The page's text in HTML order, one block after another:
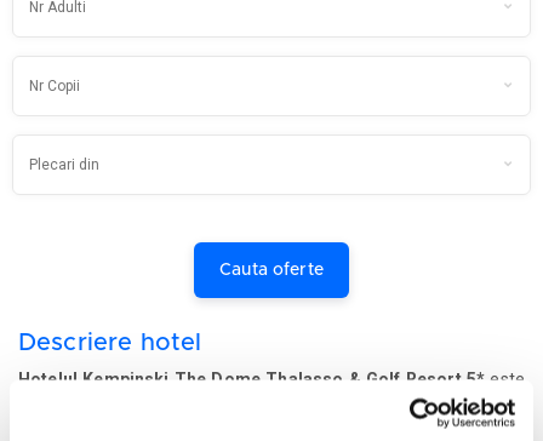
Cauta oferte
Descriere hotel
Hotelul Kempinski The Dome Thalasso & Golf Resort 5* este
amplasat in zona Perga si Teatrul Aspendos, pe plaja cu nisip alb